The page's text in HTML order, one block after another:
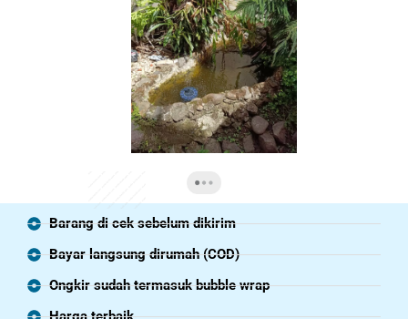
Barang di cek sebelum dikirim
Bayar langsung dirumah (COD)
Ongkir sudah termasuk bubble wrap